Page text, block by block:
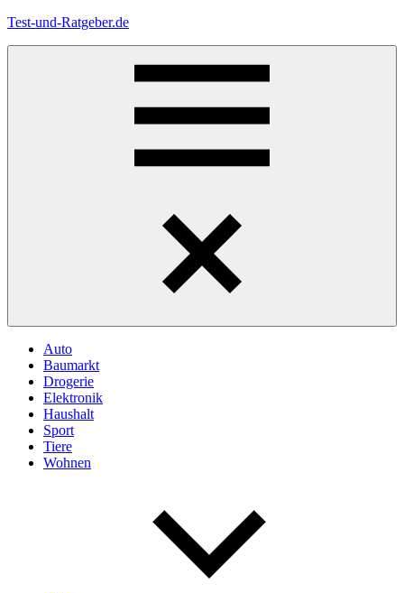
Zum
Test-und-Ratgeber.de
Auto
Baumarkt
Drogerie
Elektronik
Haushalt
Sport
Tiere
Wohnen